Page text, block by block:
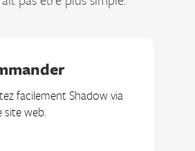
facilement Shadow via
site web.